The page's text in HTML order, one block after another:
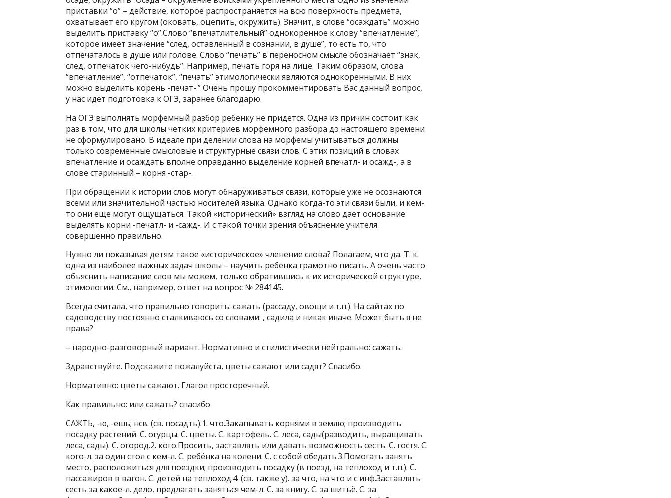
приставки “о” – действие, которое распространяется на всю поверхность предмета,
охватывает его кругом (оковать, оцепить, окружить). Значит, в слове “осаждать” можно
выделить приставку “о”.Слово “впечатлительный” однокоренное к слову “впечатление”,
которое имеет значение “след, оставленный в сознании, в душе”, то есть то, что
отпечаталось в душе или голове. Слово “печать” в переносном смысле обозначает “знак,
след, отпечаток чего-нибудь”. Например, печать горя на лице. Таким образом, слова
“впечатление”, “отпечаток”, “печать” этимологически являются однокоренными. В них
можно выделить корень -печат-.” Очень прошу прокомментировать Вас данный вопрос,
у нас идет подготовка к ОГЭ, заранее благодарю.
На ОГЭ выполнять морфемный разбор ребенку не придется. Одна из причин состоит как
раз в том, что для школы четких критериев морфемного разбора до настоящего времени
не сформулировано. В идеале при делении слова на морфемы учитываться должны
только современные смысловые и структурные связи слов. С этих позиций в словах
впечатление и осаждать вполне оправданно выделение корней впечатл- и осажд-, а в
слове старинный – корня -стар-.
При обращении к истории слов могут обнаруживаться связи, которые уже не осознаются
всеми или значительной частью носителей языка. Однако когда-то эти связи были, и кем-
то они еще могут ощущаться. Такой «исторический» взгляд на слово дает основание
выделять корни -печатл- и -сажд-. И с такой точки зрения объяснение учителя
совершенно правильно.
Нужно ли показывая детям такое «историческое» членение слова? Полагаем, что да. Т. к.
одна из наиболее важных задач школы – научить ребенка грамотно писать. А очень часто
объяснить написание слов мы можем, только обратившись к их исторической структуре,
этимологии. См., например, ответ на вопрос № 284145.
Всегда считала, что правильно говорить: сажать (рассаду, овощи и т.п.). На сайтах по
садоводству постоянно сталкиваюсь со словами: , садила и никак иначе. Может быть я не
права?
– народно-разговорный вариант. Нормативно и стилистически нейтрально: сажать.
Здравствуйте. Подскажите пожалуйста, цветы сажают или садят? Спасибо.
Нормативно: цветы сажают. Глагол просторечный.
Как правильно: или сажать? спасибо
САЖТЬ, -ю, -ешь; нсв. (св. посадть).1. что.Закапывать корнями в землю; производить
посадку растений. С. огурцы. С. цветы. С. картофель. С. леса, сады(разводить, выращивать
леса, сады). С. огород.2. кого.Просить, заставлять или давать возможность сесть. С. гостя. С.
кого-л. за один стол с кем-л. С. ребёнка на колени. С. с собой обедать.3.Помогать занять
место, расположиться для поездки; производить посадку (в поезд, на теплоход и т.п.). С.
пассажиров в вагон. С. детей на теплоход.4. (св. также у). за что, на что и с инф.Заставлять
сесть за какое-л. дело, предлагать заняться чем-л. С. за книгу. С. за шитьё. С. за